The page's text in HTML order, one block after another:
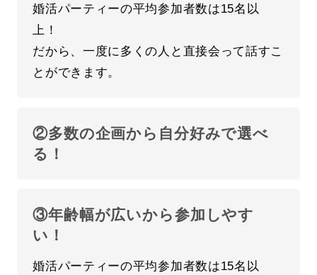
婚活パーティーの平均参加者数は15名以
上！
だから、一度に多くの人と直接会って話すこ
とができます。
②多数の企画から自分好みで選べ
る！
③年齢幅が広いから参加しやす
い！
婚活パーティーの平均参加者数は15名以